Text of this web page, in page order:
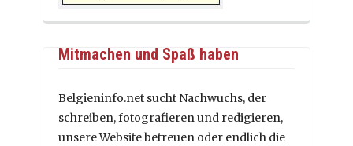
Mitmachen und Spaß haben
Belgieninfo.net sucht Nachwuchs, der
schreiben, fotografieren und redigieren,
unsere Website betreuen oder endlich die